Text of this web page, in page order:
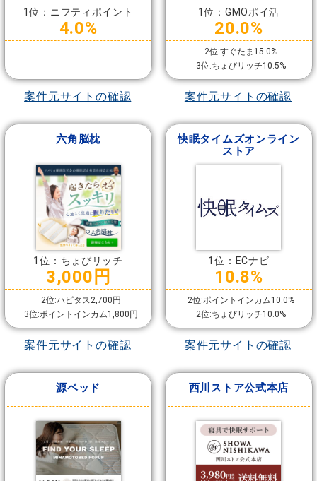
1位：ニフティポイント
4.0%
案件元サイトの確認
1位：GMOポイ活
20.0%
2位:すぐたま15.0%
3位:ちょびリッチ10.5%
案件元サイトの確認
六角脳枕
1位：ちょびリッチ
3,000円
2位:ハピタス2,700円
3位:ポイントインカム1,800円
案件元サイトの確認
快眠タイムズオンライン
ストア
1位：ECナビ
10.8%
2位:ポイントインカム10.0%
2位:ちょびリッチ10.0%
案件元サイトの確認
源ベッド 西川ストア公式本店